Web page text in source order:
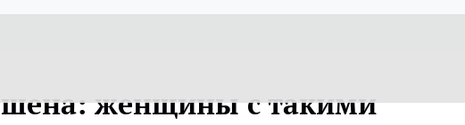
женщины с такими